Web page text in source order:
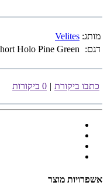
מותג: Velites
דגם:
Holo Pine Green
כתבו ביקורת | 0 ביקורות
אשפרויות מוצר